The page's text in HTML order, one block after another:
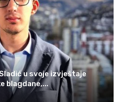
u svoje izvještaje
blagdane,...